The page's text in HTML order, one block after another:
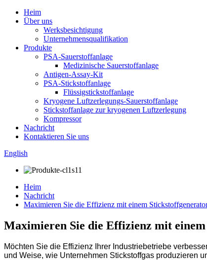
Heim
Über uns
Werksbesichtigung
Unternehmensqualifikation
Produkte
PSA-Sauerstoffanlage
Medizinische Sauerstoffanlage
Antigen-Assay-Kit
PSA-Stickstoffanlage
Flüssigstickstoffanlage
Kryogene Luftzerlegungs-Sauerstoffanlage
Stickstoffanlage zur kryogenen Luftzerlegung
Kompressor
Nachricht
Kontaktieren Sie uns
English
Heim
Nachricht
Maximieren Sie die Effizienz mit einem
Maximieren Sie die Effizienz mit
Möchten Sie die Effizienz Ihrer Industriebetriebe
und Weise, wie Unternehmen Stickstoffgas produzieren